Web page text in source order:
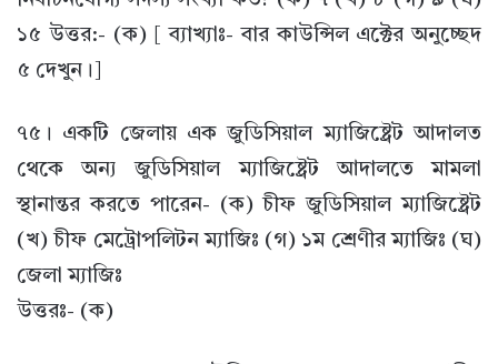
১৫ উত্তর:- (ক) [ ব্যাখ্যাঃ- বার কাউন্সিল এক্টের অনুচ্ছেদ
৫ দেখুন।]
৭৫। একটি জেলায় এক জুডিসিয়াল ম্যাজিষ্ট্রেট আদালত
থেকে অন্য জুডিসিয়াল ম্যাজিষ্ট্রেট আদালতে মামলা
স্থানান্তর করতে পারেন- (ক) চীফ জুডিসিয়াল ম্যাজিষ্ট্রেট
(খ) চীফ মেট্রোপলিটন ম্যাজিঃ (গ) ১ম শ্রেণীর ম্যাজিঃ (ঘ)
জেলা ম্যাজিঃ
উত্তরঃ- (ক)